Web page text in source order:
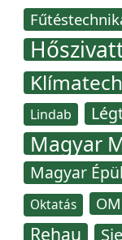
Lindab
Magyar
Magyar
Oktatás
Rehau